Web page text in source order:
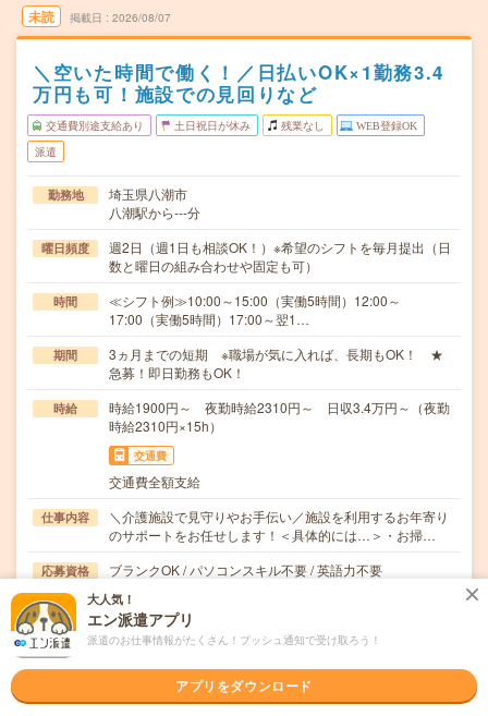
未読 掲載日 2026/08/07
＼空いた時間で働く！／日払いOK×1勤務3.4
万円も可！施設での見回りなど
交通費別途支給あり 土日祝日が休み 残業なし WEB登録OK
派遣
勤務地
埼玉県八潮市
八潮駅から---分
曜日頻度
週2日（週1日も相談OK！）※希望のシフトを毎月提出（日
数と曜日の組み合わせや固定も可）
時間
≪シフト例≫10:00～15:00（実働5時間）12:00～
17:00（実働5時間）17:00～翌1…
期間
3ヵ月までの短期 ※職場が気に入れば、長期もOK！ ★
急募！即日勤務もOK！
時給
時給1900円～ 夜勤時給2310円～ 日収3.4万円～（夜勤
時給2310円×15h）
交通費
交通費全額支給
仕事内容
＼介護施設で見守りやお手伝い／施設を利用するお年寄り
のサポートをお任せします！＜具体的には…＞・お掃…
応募資格
ブランクOK / パソコンスキル不要 / 英語力不要
齢不問！WワークOK10名以上募集中！履歴書不…
職場の雰囲気
大人気！
エン派遣アプリ
派遣のお仕事情報がたくさん！プッシュ通知で受け取ろう！
アプリをダウンロード